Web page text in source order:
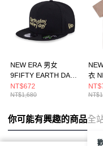
NEW ERA 男女
9FIFTY EARTH DAY
EVERY DAY NEW
ERA NE13705320
NT$672
NT$1,680
衣
DAY
你可能有興趣的商品全